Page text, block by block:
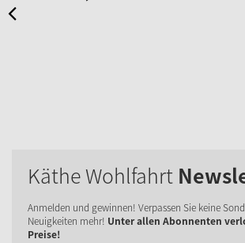
Käthe Wohlfahrt
Anmelden und gewinnen! Verpassen Sie keine
Neuigkeiten mehr! Unter allen Abonnenten
Preise!